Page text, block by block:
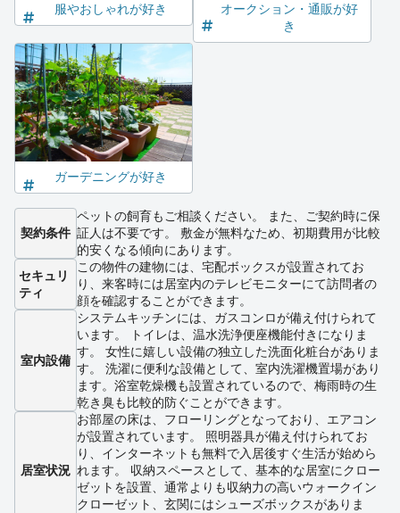
服やおしゃれが好き
オークション・通販が好
き
ガーデニングが好き
契約条件
ペットの飼育もご相談ください。 また、ご契約時に保
証人は不要です。 敷金が無料なため、初期費用が比較
的安くなる傾向にあります。
セキュリ
ティ
この物件の建物には、宅配ボックスが設置されてお
り、来客時には居室内のテレビモニターにて訪問者の
顔を確認することができます。
室内設備
システムキッチンには、ガスコンロが備え付けられて
います。 トイレは、温水洗浄便座機能付きになりま
す。 女性に嬉しい設備の独立した洗面化粧台がありま
す。 洗濯に便利な設備として、室内洗濯機置場があり
ます。浴室乾燥機も設置されているので、梅雨時の生
乾き臭も比較的防ぐことができます。
居室状況
お部屋の床は、フローリングとなっており、エアコン
が設置されています。 照明器具が備え付けられてお
り、インターネットも無料で入居後すぐ生活が始めら
れます。 収納スペースとして、基本的な居室にクロー
ゼットを設置、通常よりも収納力の高いウォークイン
クローゼット、玄関にはシューズボックスがありま